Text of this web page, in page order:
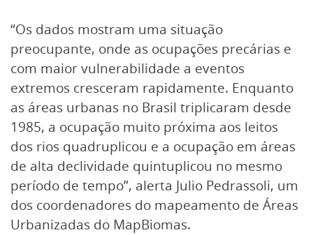
“Os dados mostram uma situação
preocupante, onde as ocupações precárias e
com maior vulnerabilidade a eventos
extremos cresceram rapidamente. Enquanto
as áreas urbanas no Brasil triplicaram desde
1985, a ocupação muito próxima aos leitos
dos rios quadruplicou e a ocupação em áreas
de alta declividade quintuplicou no mesmo
período de tempo”, alerta Julio Pedrassoli, um
dos coordenadores do mapeamento de Áreas
Urbanizadas do MapBiomas.